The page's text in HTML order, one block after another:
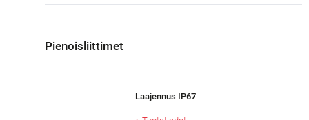
Pienoisliittimet
Laajennus IP67